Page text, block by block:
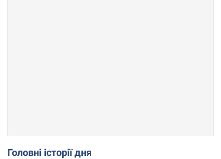
Головні історії дня